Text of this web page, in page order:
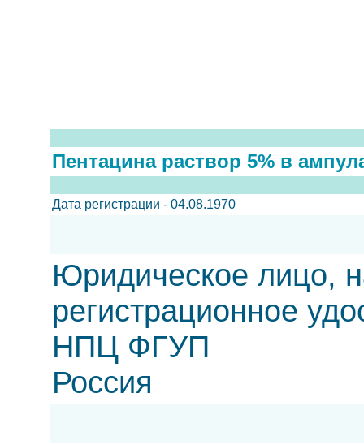
Пентацина раствор 5% в
Дата регистрации - 04.08.1970
Юридическое лицо,
регистрационное
НПЦ ФГУП
Россия